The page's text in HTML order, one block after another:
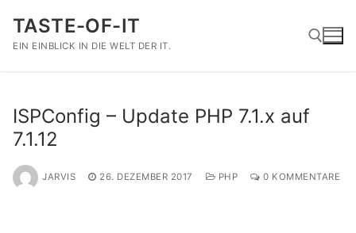
Inhalt
springen
TASTE-OF-IT
EIN EINBLICK IN DIE WELT DER IT.
ISPConfig – Update PHP 7.1.x auf
7.1.12
JARVIS 26. DEZEMBER 2017 PHP 0 KOMMENTARE